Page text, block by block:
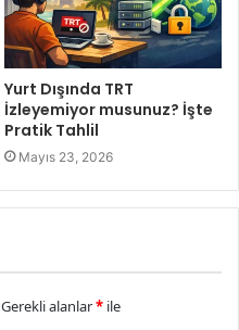
Yurt Dışında TRT
İzleyemiyor musunuz? İşte
Pratik Tahlil
Mayıs 23, 2026
Gerekli alanlar* ile